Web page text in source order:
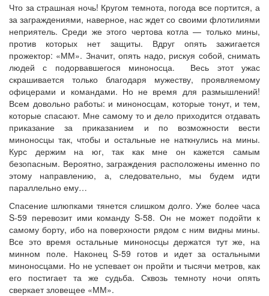
Что за страшная ночь! Кругом темнота, погода все портится, а
за заграждениями, наверное, нас ждет со своими флотилиями
неприятель. Среди же этого чертова котла — только мины,
против которых нет защиты. Вдруг опять зажигается
прожектор: «ММ». Значит, опять надо, рискуя собой, снимать
людей с подорвавшегося миноносца. Весь этот ужас
скрашивается только благодаря мужеству, проявляемому
офицерами и командами. Но не время для размышлений!
Всем довольно работы: и миноносцам, которые тонут, и тем,
которые спасают. Мне самому то и дело приходится отдавать
приказание за приказанием и по возможности вести
миноносцы так, чтобы и остальные не наткнулись на мины.
Курс держим на юг, так как мне он кажется самым
безопасным. Вероятно, заграждения расположены именно по
этому направлению, а, следовательно, мы будем идти
параллельно ему…
Спасение шлюпками тянется слишком долго. Уже более часа
S-59 перевозит ими команду S-58. Он не может подойти к
самому борту, ибо на поверхности рядом с ним видны мины.
Все это время остальные миноносцы держатся тут же, на
минном поле. Наконец S-59 готов и идет за остальными
миноносцами. Но не успевает он пройти и тысячи метров, как
его постигает та же судьба. Сквозь темноту ночи опять
сверкает зловещее «ММ».